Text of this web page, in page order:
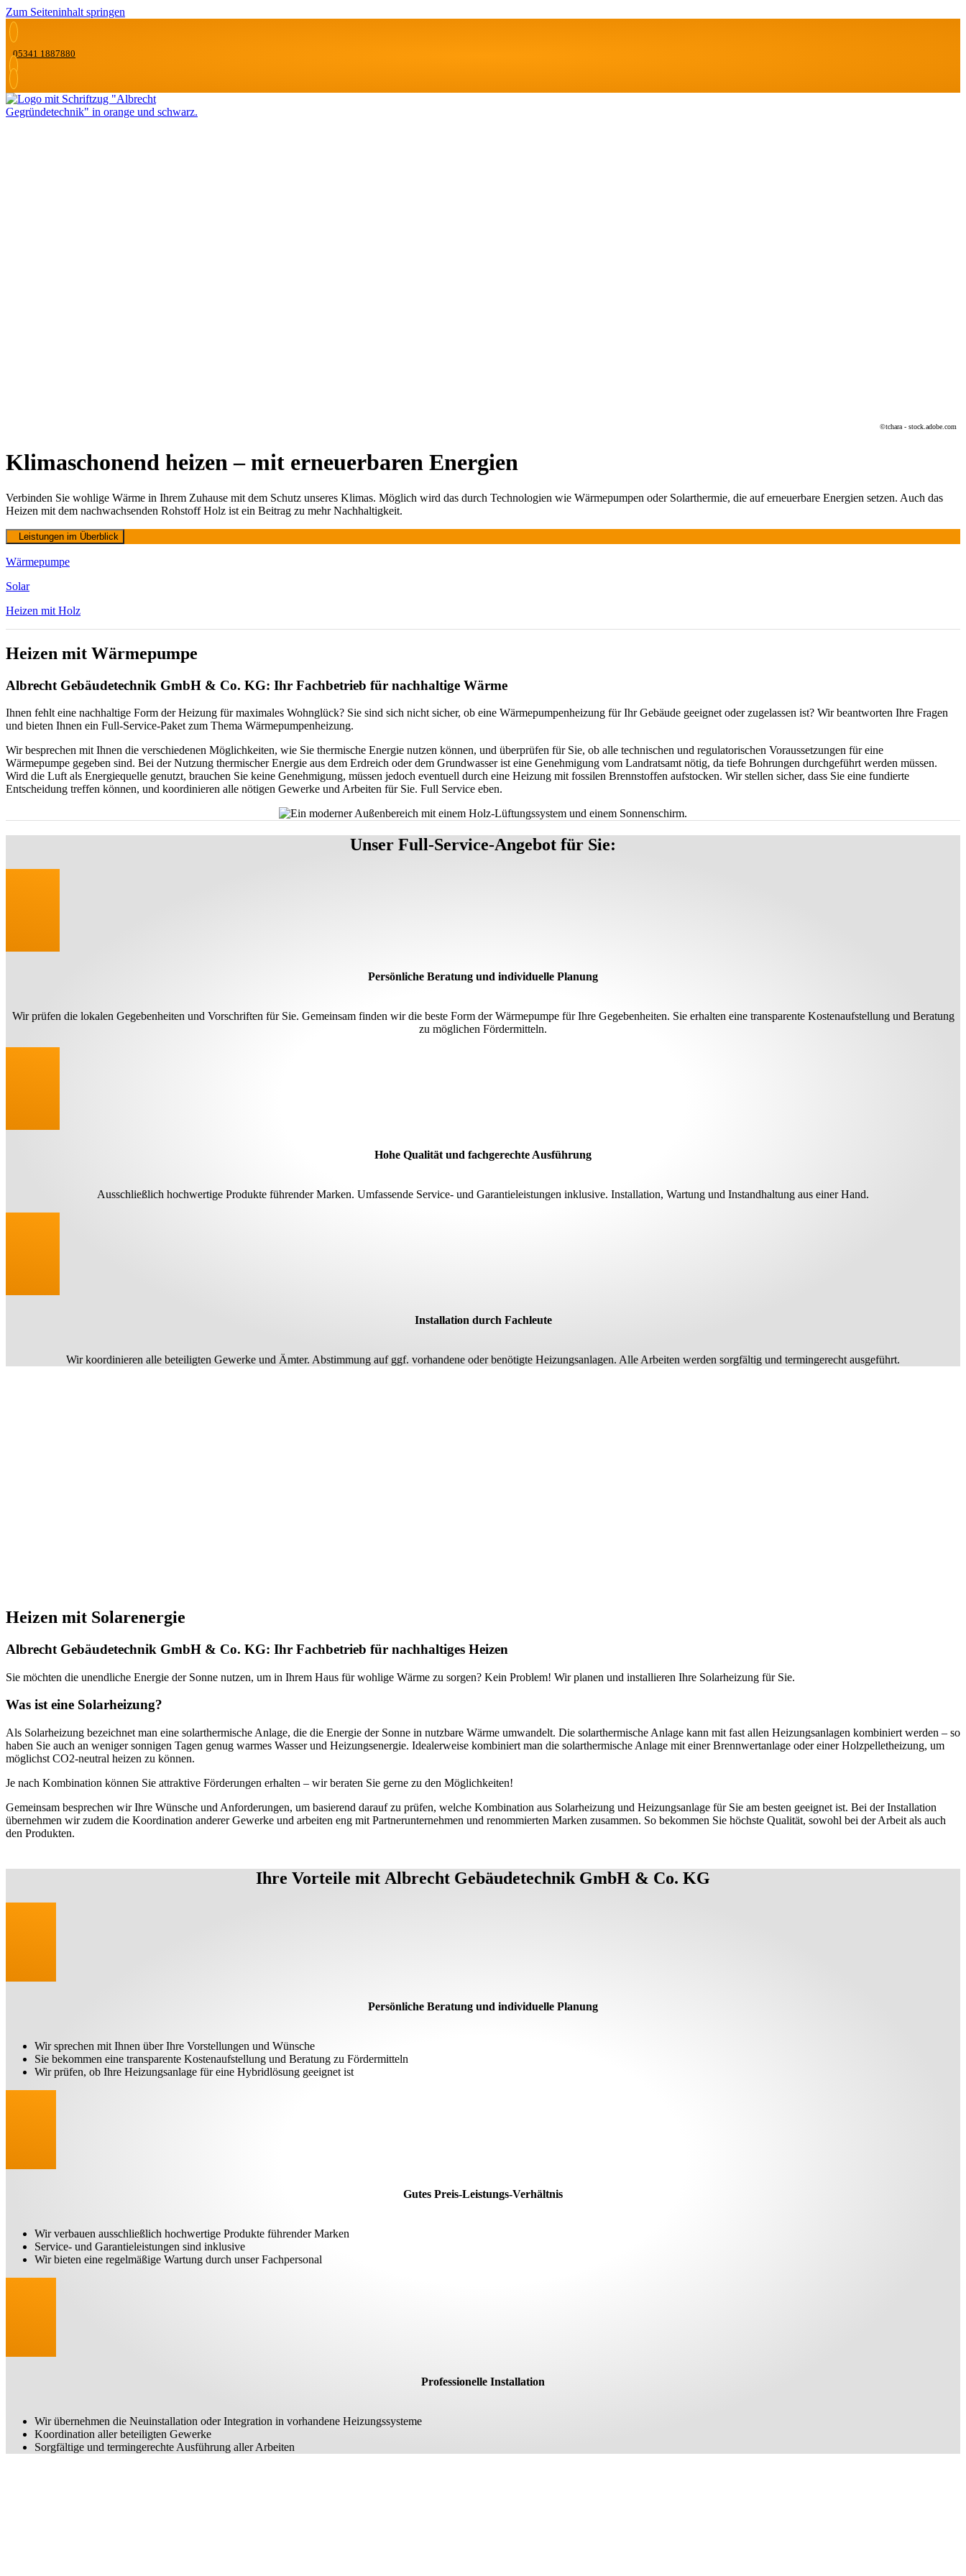
Zum Seiteninhalt springen
05341 1887880
©tchara - stock.adobe.com
Klimaschonend heizen – mit erneuerbaren Energien
Verbinden Sie wohlige Wärme in Ihrem Zuhause mit dem Schutz unseres Klimas. Möglich wird das durch Technologien wie Wärmepumpen oder Solarthermie, die auf erneuerbare Energien setzen. Auch das
Heizen mit dem nachwachsenden Rohstoff Holz ist ein Beitrag zu mehr Nachhaltigkeit.
Leistungen im Überblick
Wärmepumpe
Solar
Heizen mit Holz
Heizen mit Wärmepumpe
Albrecht Gebäudetechnik GmbH & Co. KG: Ihr Fachbetrieb für nachhaltige Wärme
Ihnen fehlt eine nachhaltige Form der Heizung für maximales Wohnglück? Sie sind sich nicht sicher, ob eine Wärmepumpenheizung für Ihr Gebäude geeignet oder zugelassen ist? Wir beantworten Ihre Fragen
und bieten Ihnen ein Full-Service-Paket zum Thema Wärmepumpenheizung.
Wir besprechen mit Ihnen die verschiedenen Möglichkeiten, wie Sie thermische Energie nutzen können, und überprüfen für Sie, ob alle technischen und regulatorischen Voraussetzungen für eine
Wärmepumpe gegeben sind. Bei der Nutzung thermischer Energie aus dem Erdreich oder dem Grundwasser ist eine Genehmigung vom Landratsamt nötig, da tiefe Bohrungen durchgeführt werden müssen.
Wird die Luft als Energiequelle genutzt, brauchen Sie keine Genehmigung, müssen jedoch eventuell durch eine Heizung mit fossilen Brennstoffen aufstocken. Wir stellen sicher, dass Sie eine fundierte
Entscheidung treffen können, und koordinieren alle nötigen Gewerke und Arbeiten für Sie. Full Service eben.
Unser Full-Service-Angebot für Sie:
Persönliche Beratung und individuelle Planung
Wir prüfen die lokalen Gegebenheiten und Vorschriften für Sie. Gemeinsam finden wir die beste Form der Wärmepumpe für Ihre Gegebenheiten. Sie erhalten eine transparente Kostenaufstellung und Beratung
zu möglichen Fördermitteln.
Hohe Qualität und fachgerechte Ausführung
Ausschließlich hochwertige Produkte führender Marken. Umfassende Service- und Garantieleistungen inklusive. Installation, Wartung und Instandhaltung aus einer Hand.
Installation durch Fachleute
Wir koordinieren alle beteiligten Gewerke und Ämter. Abstimmung auf ggf. vorhandene oder benötigte Heizungsanlagen. Alle Arbeiten werden sorgfältig und termingerecht ausgeführt.
Heizen mit Solarenergie
Albrecht Gebäudetechnik GmbH & Co. KG: Ihr Fachbetrieb für nachhaltiges Heizen
Sie möchten die unendliche Energie der Sonne nutzen, um in Ihrem Haus für wohlige Wärme zu sorgen? Kein Problem! Wir planen und installieren Ihre Solarheizung für Sie.
Was ist eine Solarheizung?
Als Solarheizung bezeichnet man eine solarthermische Anlage, die die Energie der Sonne in nutzbare Wärme umwandelt. Die solarthermische Anlage kann mit fast allen Heizungsanlagen kombiniert werden – so
haben Sie auch an weniger sonnigen Tagen genug warmes Wasser und Heizungsenergie. Idealerweise kombiniert man die solarthermische Anlage mit einer Brennwertanlage oder einer Holzpelletheizung, um
möglichst CO2-neutral heizen zu können.
Je nach Kombination können Sie attraktive Förderungen erhalten – wir beraten Sie gerne zu den Möglichkeiten!
Gemeinsam besprechen wir Ihre Wünsche und Anforderungen, um basierend darauf zu prüfen, welche Kombination aus Solarheizung und Heizungsanlage für Sie am besten geeignet ist. Bei der Installation
übernehmen wir zudem die Koordination anderer Gewerke und arbeiten eng mit Partnerunternehmen und renommierten Marken zusammen. So bekommen Sie höchste Qualität, sowohl bei der Arbeit als auch
den Produkten.
Ihre Vorteile mit Albrecht Gebäudetechnik GmbH & Co. KG
Persönliche Beratung und individuelle Planung
Wir sprechen mit Ihnen über Ihre Vorstellungen und Wünsche
Sie bekommen eine transparente Kostenaufstellung und Beratung zu Fördermitteln
Wir prüfen, ob Ihre Heizungsanlage für eine Hybridlösung geeignet ist
Gutes Preis-Leistungs-Verhältnis
Wir verbauen ausschließlich hochwertige Produkte führender Marken
Service- und Garantieleistungen sind inklusive
Wir bieten eine regelmäßige Wartung durch unser Fachpersonal
Professionelle Installation
Wir übernehmen die Neuinstallation oder Integration in vorhandene Heizungssysteme
Koordination aller beteiligten Gewerke
Sorgfältige und termingerechte Ausführung aller Arbeiten